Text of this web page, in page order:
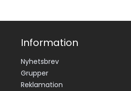
Information
Nyhetsbrev
Grupper
Reklamation